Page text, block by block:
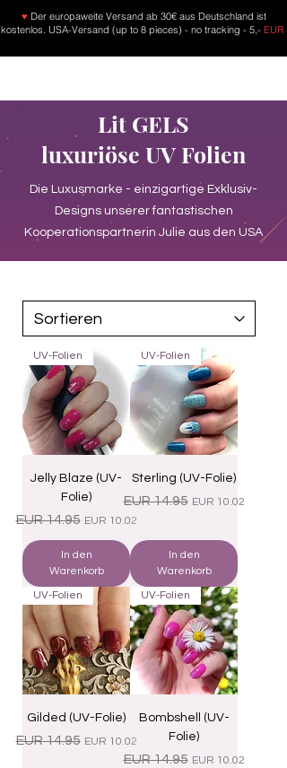
♥ Der europaweite Versand ab 30€ aus Deutschland ist
kostenlos. USA-Versand (up to 8 pieces) - no tracking - 5,- EUR
Lit GELS
luxuriöse UV Folien
Die Luxusmarke - einzigartige Exklusiv-
Designs unserer fantastischen
Kooperationspartnerin Julie aus den USA
UV-Folien
Jelly Blaze (UV-
Folie)
Standardpreis
EUR 14.95 Sale-Preis
EUR 10.02
In den
Warenkorb
UV-Folien
Sterling (UV-Folie)
Standardpreis
EUR 14.95 Sale-Preis
EUR 10.02
In den
Warenkorb
UV-Folien
Gilded (UV-Folie)
Standardpreis
EUR 14.95 Sale-Preis
EUR 10.02
UV-Folien
Bombshell (UV-
Folie)
Standardpreis
EUR 14.95 Sale-Preis
EUR 10.02